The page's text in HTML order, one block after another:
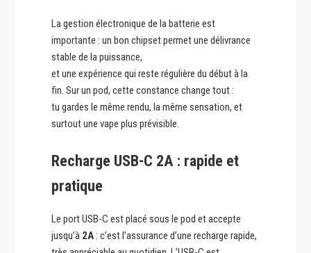
La gestion électronique de la batterie est
importante : un bon chipset permet une délivrance
stable de la puissance,
et une expérience qui reste régulière du début à la
fin. Sur un pod, cette constance change tout :
tu gardes le même rendu, la même sensation, et
surtout une vape plus prévisible.
Recharge USB-C 2A : rapide et
pratique
Le port USB-C est placé sous le pod et accepte
jusqu’à 2A: c’est l’assurance d’une recharge rapide,